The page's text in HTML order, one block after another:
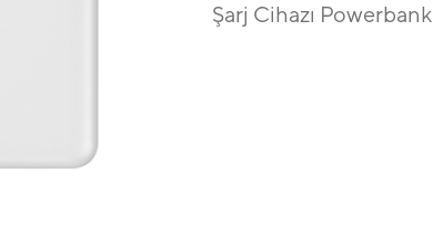
Şarj Cihazı Powerbank